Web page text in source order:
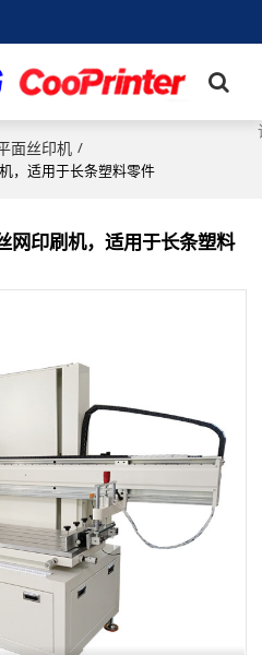
面丝印机 /
，适用于长条塑料零件
网印刷机，适用于长条塑料